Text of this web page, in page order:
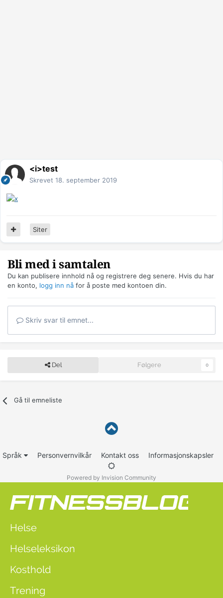
<i>test
Skrevet 18. september 2019
Siter
Bli med i samtalen
Du kan publisere innhold nå og registrere deg senere. Hvis du har
en konto, logg inn nå for å poste med kontoen din.
Skriv svar til emnet...
Del Følgere 0
Gå til emneliste
Språk Personvernvilkår Kontakt oss Informasjonskapsler
Powered by Invision Community
Helse
Helseleksikon
Kosthold
Trening